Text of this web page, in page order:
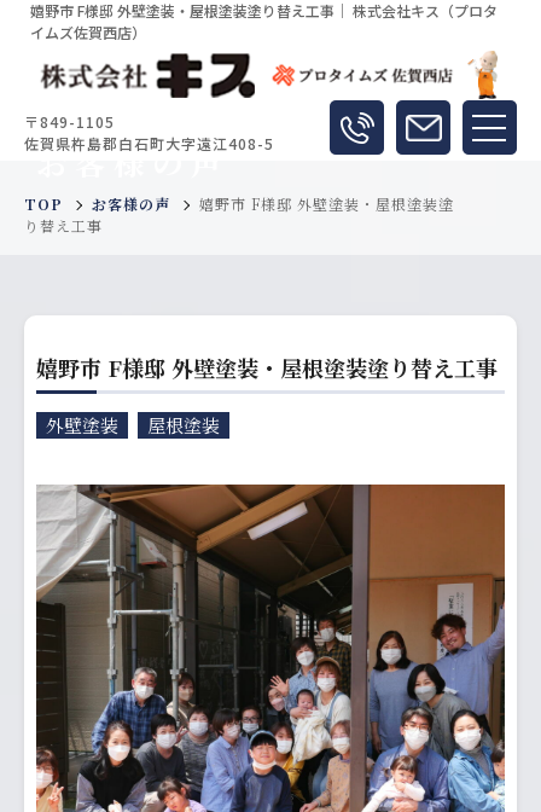
嬉野市 F様邸 外壁塗装・屋根塗装塗り替え工事｜ 株式会社キス（プロタ
イムズ佐賀西店）
〒849-1105
佐賀県杵島郡白石町大字遠江408-5
お客様の声
TOP お客様の声
嬉野市 F様邸 外壁塗装・屋根塗装塗
り替え工事
嬉野市 F様邸 外壁塗装・屋根塗装塗り替え工事
外壁塗装 屋根塗装